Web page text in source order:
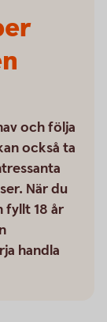
och följa
också ta
När du
fyllt 18 år
handla